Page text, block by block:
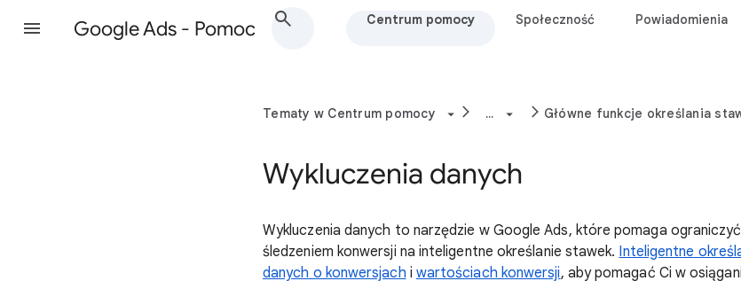
Google Ads - Pomoc Centrum pomocy Społeczność Powiadomienia
Tematy w Centrum pomocy ... Główne funkcje określania
Wykluczenia danych
Wykluczenia danych to narzędzie w Google Ads, które pomaga
śledzeniem konwersji na inteligentne określanie stawek. Inteligentne
danych o konwersjach i wartościach konwersji, aby pomagać Ci w